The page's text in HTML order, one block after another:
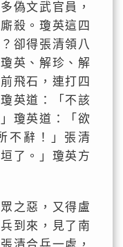
偽文武官員，
殺。瓊英這四
卻得張清領八
英、解珍、解
飛石，連打四
英道：「不該
瓊英道：「欲
不辭！」張清
了。」瓊英方
之惡，又得盧
到來，見了南